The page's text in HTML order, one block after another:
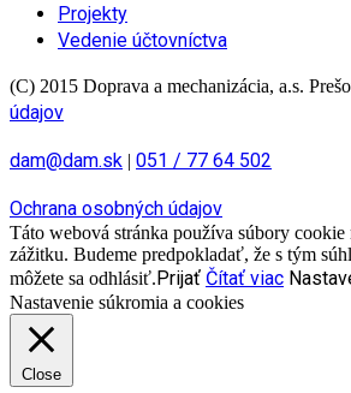
Projekty
Vedenie účtovníctva
(C) 2015 Doprava a mechanizácia, a.s.
údajov
dam@dam.sk | 051 / 77 64 502
Ochrana osobných údajov
Táto webová stránka používa súbory cookie
zážitku. Budeme predpokladať, že s tým
môžete sa odhlásiť.Prijať Čítať viac
Nastavenie súkromia a cookies
Close